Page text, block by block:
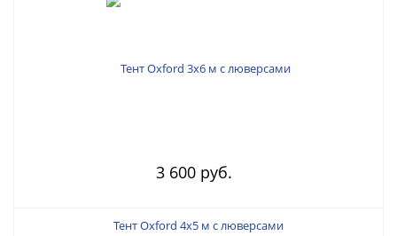
3 600 руб.
Тент Oxford 4х5 м с люверсами